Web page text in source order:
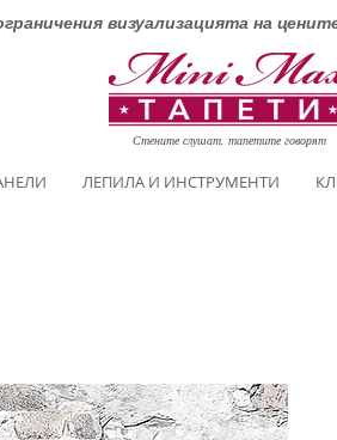
визуализацията на
Стените слушат, тапетите говорят
ЛЕПИЛА И ИНСТРУМЕНТИ